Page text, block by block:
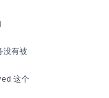
没有被
这个